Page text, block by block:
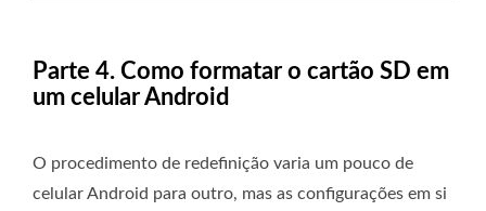
Parte 4. Como formatar o cartão SD em
um celular Android
O procedimento de redefinição varia um pouco de
celular Android para outro, mas as configurações em si